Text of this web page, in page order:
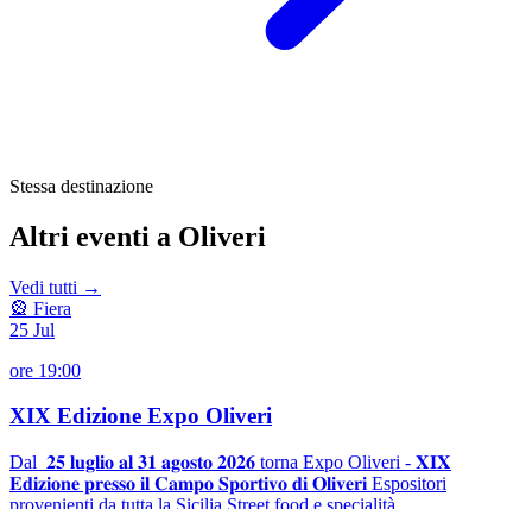
Stessa destinazione
Altri eventi a Oliveri
Vedi tutti →
🎡 Fiera
25 Jul
ore 19:00
XIX Edizione Expo Oliveri
Dal 𝟐𝟓 𝐥𝐮𝐠𝐥𝐢𝐨 𝐚𝐥 𝟑𝟏 𝐚𝐠𝐨𝐬𝐭𝐨 𝟐𝟎𝟐𝟔 torna Expo Oliveri - 𝐗𝐈𝐗
𝐄𝐝𝐢𝐳𝐢𝐨𝐧𝐞 𝐩𝐫𝐞𝐬𝐬𝐨 𝐢𝐥 𝐂𝐚𝐦𝐩𝐨 𝐒𝐩𝐨𝐫𝐭𝐢𝐯𝐨 𝐝𝐢 𝐎𝐥𝐢𝐯𝐞𝐫𝐢 Espositori